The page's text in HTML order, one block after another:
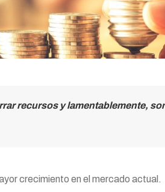
recursos y lamentablemente,
crecimiento en el mercado actual.